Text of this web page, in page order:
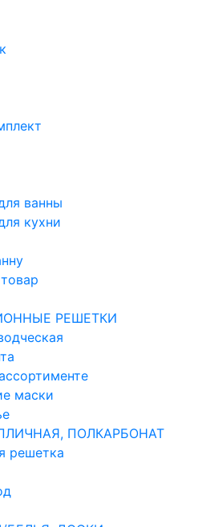
ванны
кухни
РЕШЕТКИ
маски
ПОЛКАРБОНАТ
решетка